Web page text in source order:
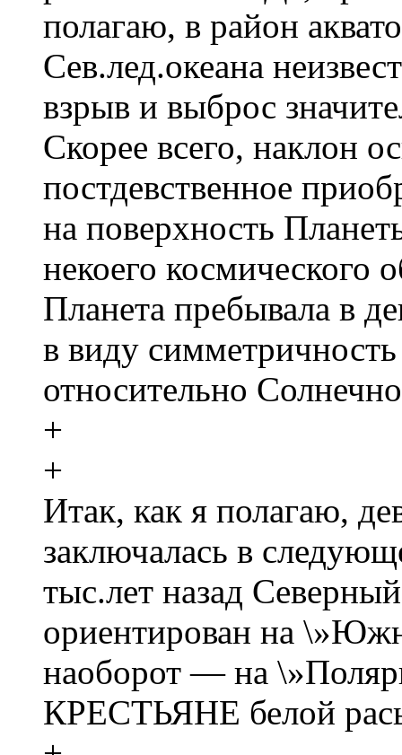
полагаю, в район
Сев.лед.океана
взрыв и выброс
Скорее всего, наклон
постдевственное
на поверхность
некоего космического
Планета пребывала в
в виду
относительно
+
+
Итак, как я полагаю,
заключалась в
тыс.лет назад
ориентирован на
наоборот — на
КРЕСТЬЯНЕ белой